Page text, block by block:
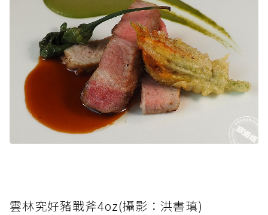
雲林究好豬戰斧4oz(攝影：洪書瑱)